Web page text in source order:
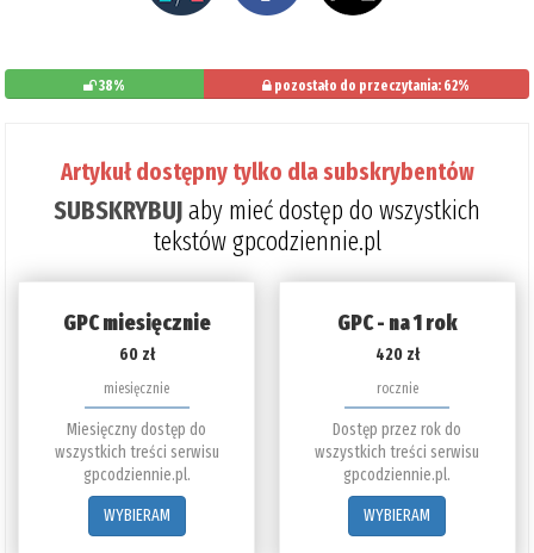
38% pozostało do przeczytania: 62%
Artykuł dostępny tylko dla subskrybentów
SUBSKRYBUJaby mieć dostęp do wszystkich
tekstów gpcodziennie.pl
GPC miesięcznie
60 zł
miesięcznie
Miesięczny dostęp do
wszystkich treści serwisu
gpcodziennie.pl.
WYBIERAM
GPC - na 1 rok
420 zł
rocznie
Dostęp przez rok do
wszystkich treści serwisu
gpcodziennie.pl.
WYBIERAM